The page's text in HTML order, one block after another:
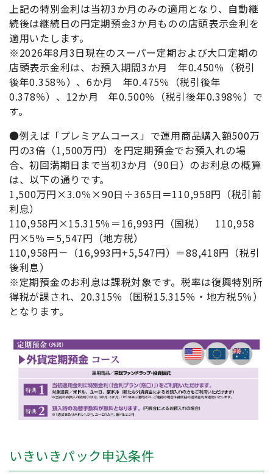
上記の特別金利は当初3か月のみの適用となり、自動継
続後は継続日の円定期預金3か月ものの店頭表示金利を
適用いたします。
※2026年8月3日現在のスーパー定期および大口定期の
店頭表示金利は、お預入期間3か月 年0.450％（税引
後年0.358％）、6か月 年0.475％（税引後年
0.378％）、12か月 年0.500％（税引後年0.398％）で
す。
●例えば「プレミアムコース」で運用商品購入額500万
円の3倍（1,500万円）を円定期預金でお預入れの場
合、初回満期日まで当初3か月（90日）のお利息の概算
は、以下の通りです。
1,500万円×3.0％×90日÷365日＝110,958円（税引前
利息）
110,958円×15.315％＝16,993円（国税） 110,958
円×5％＝5,547円（地方税）
110,958円－（16,993円+5,547円）＝88,418円（税引
後利息）
※定期預金のお利息は課税対象です。税率は復興特別所
得税が課され、20.315％（国税15.315％・地方税5％）
となります。
いきいきパック申込条件